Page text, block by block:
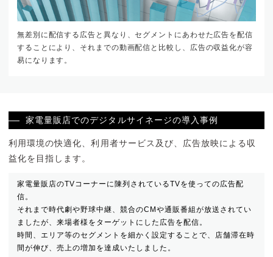
無差別に配信する広告と異なり、セグメントにあわせた広告を配信
することにより、それまでの動画配信と比較し、広告の収益化が容
易になります。
家電量販店でのデジタルサイネージの導入事例
利用環境の快適化、利用者サービス及び、広告放映による収
益化を目指します。
家電量販店のTVコーナーに陳列されているTVを使っての広告配
信。
それまで時代劇や野球中継、競合のCMや通販番組が放送されてい
ましたが、来場者様をターゲットにした広告を配信。
時間、エリア等のセグメントを細かく設定することで、店舗滞在時
間が伸び、売上の増加を達成いたしました。